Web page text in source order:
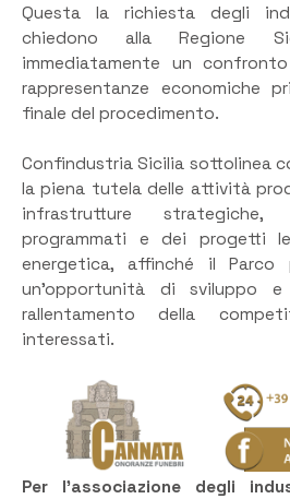
Questa la richiesta degli
chiedono alla Regione
immediatamente un
rappresentanze economiche
finale del procedimento.
Confindustria Sicilia sottolinea
la piena tutela delle attività
infrastrutture strategiche,
programmati e dei progetti
energetica, affinché il Parco
un’opportunità di sviluppo
rallentamento della
interessati.
Per l’associazione degli